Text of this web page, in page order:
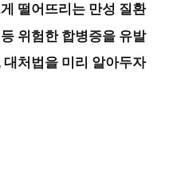
떨어뜨리는 만성 질환
위험한 합병증을 유발
처법을 미리 알아두자